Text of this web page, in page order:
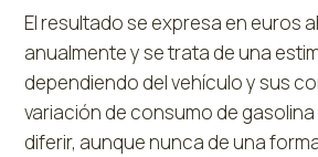
El resultado se expresa en euros
anualmente y se trata de una
dependiendo del vehículo y sus
variación de consumo de gasolina
diferir, aunque nunca de una